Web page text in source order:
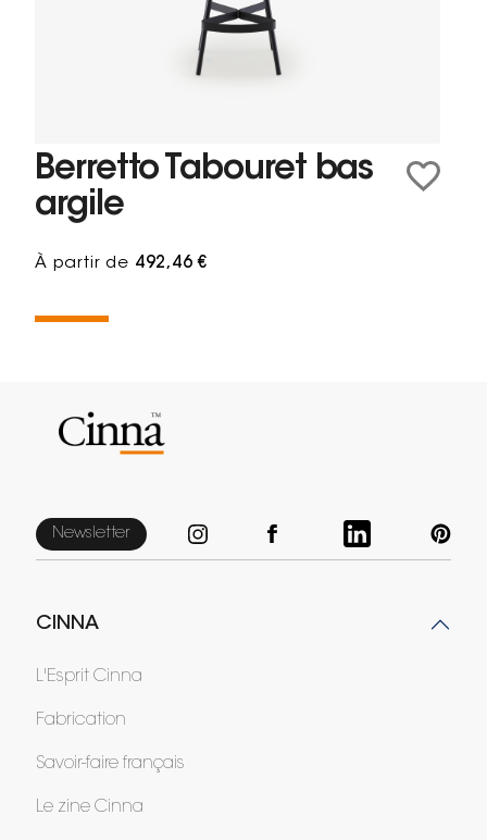
Berretto Tabouret bas
argile
À partir de 492,46 €
Newsletter
CINNA
L'Esprit Cinna
Fabrication
Savoir-faire français
Le zine Cinna